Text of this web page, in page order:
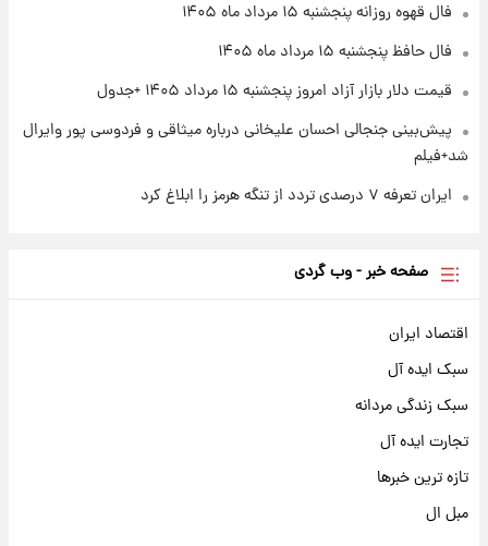
آغاز طرح جدید فروش مشارکت در تولید سایپا؛
نام خودرو، مبلغ پیش پرداخت و زمان تحویل |
فال قهوه روزانه پنجشنبه ۱۵ مرداد ماه ۱۴۰۵
فال حافظ پنجشنبه ۱۵ مرداد ماه ۱۴۰۵
قیمت دلار بازار آزاد امروز پنجشنبه ۱۵ مرداد ۱۴۰۵ +جدول
پیش‌بینی جنجالی احسان علیخانی درباره میثاقی و فردوسی پور وایرال
شد+فیلم
ایران تعرفه ۷ درصدی تردد از تنگه هرمز را ابلاغ کرد
صفحه خبر - وب گردی
اقتصاد ایران
سبک ایده آل
سبک زندگی مردانه
تجارت ایده آل
تازه ترین خبرها
مبل ال